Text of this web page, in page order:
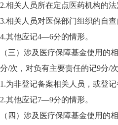
2.相关人员所在定点医药机构的
3.相关人员对医保部门组织的自
4.其他应记4—6分的情形。
（三）涉及医疗保障基金使用的
分/次，对负有主要责任的记9分/次
1.为非登记备案相关人员，或登
2.其他应记7—9分的情形。
（四）涉及医疗保障基金使用的